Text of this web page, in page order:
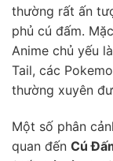
thường rất ấn
phủ cú đấm.
Anime chủ yếu
Tail, các
thường xuyên
Một số phân
quan đến Cú